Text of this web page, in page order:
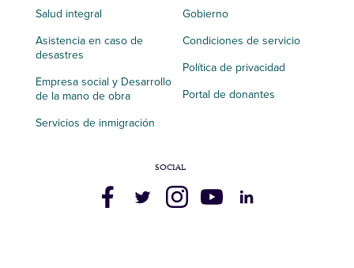
Salud integral
Asistencia en caso de
desastres
Empresa social y Desarrollo
de la mano de obra
Servicios de inmigración
Gobierno
Condiciones de servicio
Política de privacidad
Portal de donantes
SOCIAL